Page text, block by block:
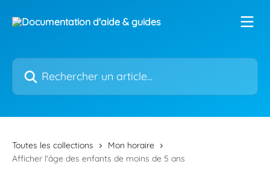
Rechercher un article...
Toutes les collections
Mon horaire
Afficher l'âge des enfants de moins de 5 ans